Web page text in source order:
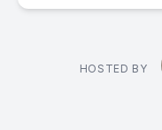
HOSTED BY